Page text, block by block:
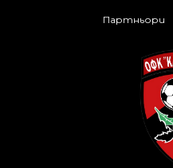
Партньори